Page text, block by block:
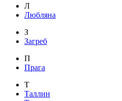
Л
Любляна
З
Загреб
П
Прага
Т
Таллин